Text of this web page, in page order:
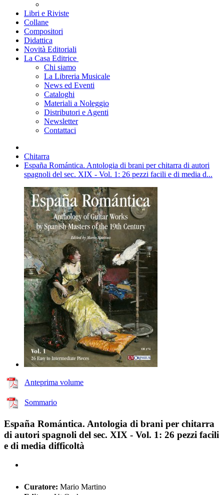
Libri e Riviste
Collane
Compositori
Didattica
Novità Editoriali
La Casa Editrice
Chi siamo
La Libreria Musicale
News ed Eventi
Cataloghi
Materiali a Noleggio
Distributori e Agenti
Newsletter
Contattaci
Chitarra
España Romántica. Antologia di brani per chitarra di autori
spagnoli del sec. XIX - Vol. 1: 26 pezzi facili e di media d...
Anteprima volume
Sommario
España Romántica. Antologia di brani per chitarra
di autori spagnoli del sec. XIX - Vol. 1: 26 pezzi facili
e di media difficoltà
Curatore: Mario Martino